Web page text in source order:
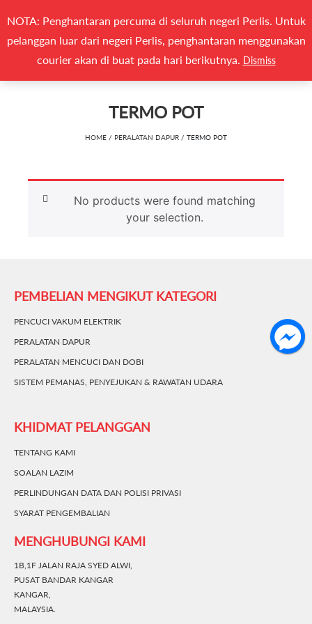
(0)
Search
for:
CARI
TERMO POT
HOME / PERALATAN DAPUR / TERMO POT
No products were found matching
your selection.
PEMBELIAN MENGIKUT KATEGORI
PENCUCI VAKUM ELEKTRIK
PERALATAN DAPUR
PERALATAN MENCUCI DAN DOBI
SISTEM PEMANAS, PENYEJUKAN & RAWATAN UDARA
KHIDMAT PELANGGAN
TENTANG KAMI
SOALAN LAZIM
PERLINDUNGAN DATA DAN POLISI PRIVASI
SYARAT PENGEMBALIAN
MENGHUBUNGI KAMI
1B,1F JALAN RAJA SYED ALWI,
PUSAT BANDAR KANGAR
KANGAR,
MALAYSIA.
NOTA: Penghantaran percuma di seluruh negeri Perlis. Untuk
pelanggan luar dari negeri Perlis, penghantaran menggunakan
courier akan di buat pada hari berikutnya. Dismiss